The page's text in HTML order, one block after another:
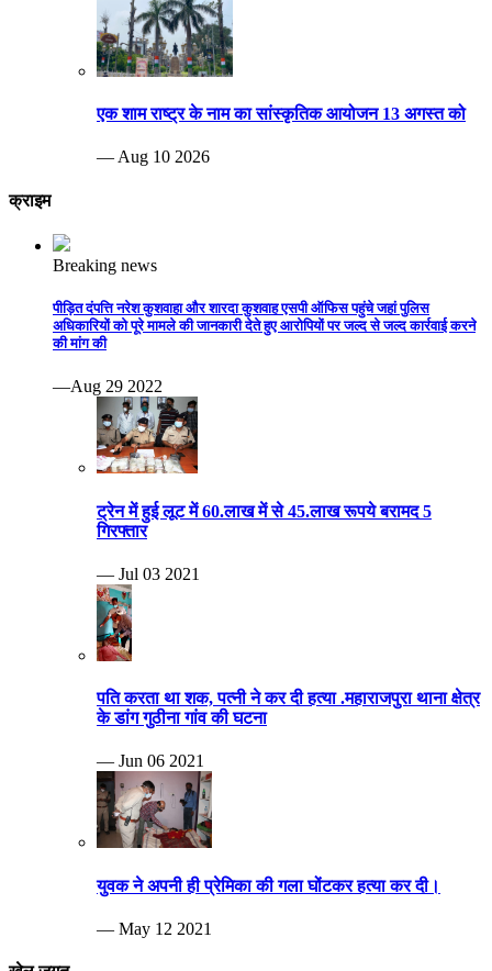
एक शाम राष्ट्र के नाम का सांस्कृतिक आयोजन 13 अगस्त को
— Aug 10 2026
क्राइम
Breaking news
पीड़ित दंपत्ति नरेश कुशवाहा और शारदा कुशवाह एसपी ऑफिस पहुंचे जहां पुलिस
अधिकारियों को पूरे मामले की जानकारी देते हुए आरोपियों पर जल्द से जल्द कार्रवाई करने
की मांग की
—Aug 29 2022
ट्रेन में हुई लूट में 60.लाख में से 45.लाख रूपये बरामद 5
गिरफ्तार
— Jul 03 2021
पति करता था शक, पत्नी ने कर दी हत्या .महाराजपुरा थाना क्षेत्र
के डांग गुठीना गांव की घटना
— Jun 06 2021
युवक ने अपनी ही प्रेमिका की गला घोंटकर हत्या कर दी।
— May 12 2021